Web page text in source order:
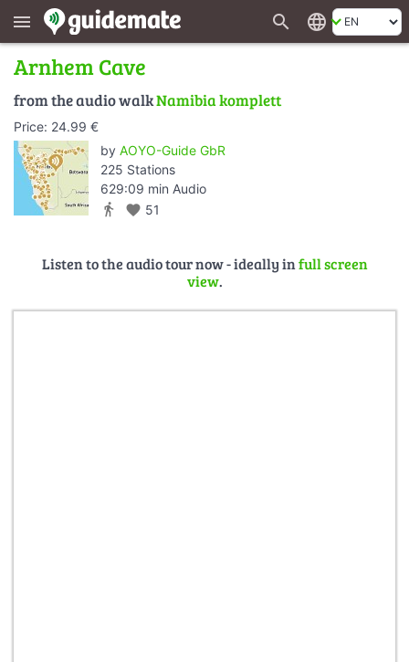
menu search language
Arnhem Cave
from the audio walkNamibia komplett
Price: 24.99 €
by AOYO-Guide GbR
225 Stations
629:09 min Audio
directions_walk favorite 51
Listen to the audio tour now - ideally infull screen
view.